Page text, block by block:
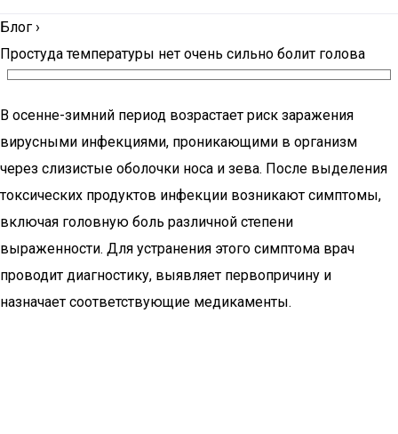
Блог ›
Простуда температуры нет очень сильно болит голова
В осенне-зимний период возрастает риск заражения
вирусными инфекциями, проникающими в организм
через слизистые оболочки носа и зева. После выделения
токсических продуктов инфекции возникают симптомы,
включая головную боль различной степени
выраженности. Для устранения этого симптома врач
проводит диагностику, выявляет первопричину и
назначает соответствующие медикаменты.